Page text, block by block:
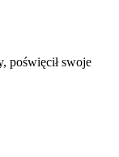
poświęcił swoje